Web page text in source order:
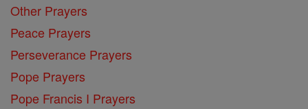
Other Prayers
Peace Prayers
Perseverance Prayers
Pope Prayers
Pope Francis I Prayers